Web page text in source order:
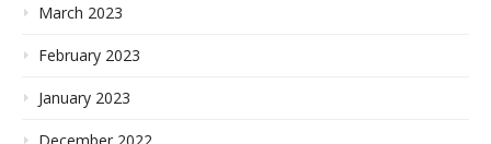
March 2023
February 2023
January 2023
December 2022